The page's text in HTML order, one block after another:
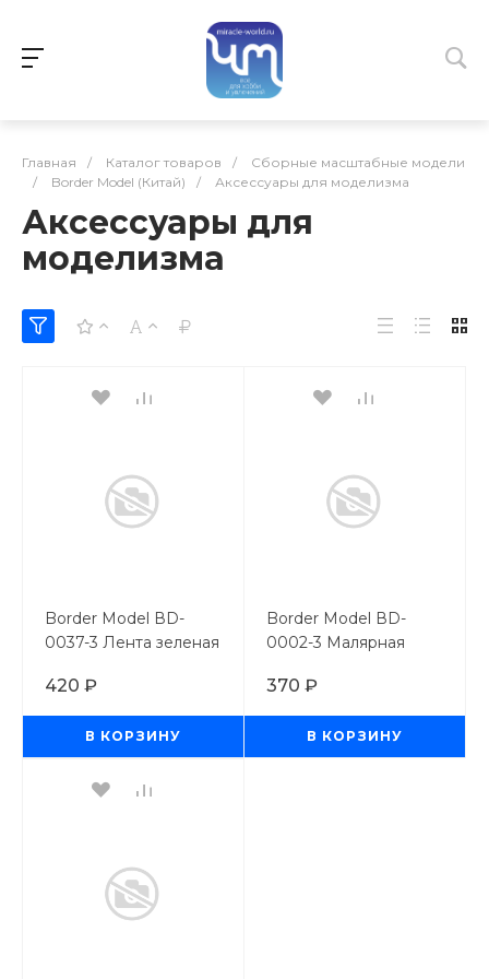
Главная / Каталог товаров /
Сборные масштабные модели
/
Border Model (Китай) / Аксессуары для моделизма
Аксессуары для
моделизма
Border Model ВD-
0037-3 Лента зеленая
краем 3мм
420 ₽
В КОРЗИНУ
Border Model ВD-
0002-3 Малярная
поверхностей 3 мм
370 ₽
В КОРЗИНУ